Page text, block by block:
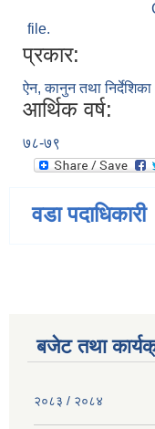
file.
प्रकार:
ऐन, कानुन तथा निर्देशिका
आर्थिक वर्ष:
७८-७९
वडा पदाधिकारी
बजेट तथा
२०८३ / २०८४